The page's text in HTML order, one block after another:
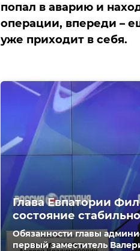
попал в аварию и
операции, впереди –
уже приходит в себя.
Глава Евпатории
состояние
Обязанности главы
первый заместитель